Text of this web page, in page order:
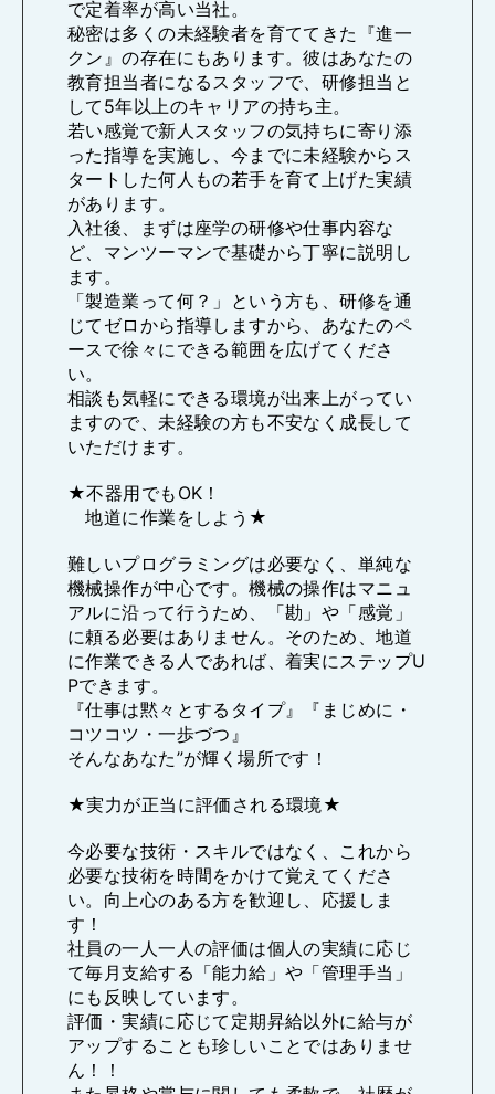
で定着率が高い当社。
秘密は多くの未経験者を育ててきた『進一
クン』の存在にもあります。彼はあなたの
教育担当者になるスタッフで、研修担当と
して5年以上のキャリアの持ち主。
若い感覚で新人スタッフの気持ちに寄り添
った指導を実施し、今までに未経験からス
タートした何人もの若手を育て上げた実績
があります。
入社後、まずは座学の研修や仕事内容な
ど、マンツーマンで基礎から丁寧に説明し
ます。
「製造業って何？」という方も、研修を通
じてゼロから指導しますから、あなたのペ
ースで徐々にできる範囲を広げてくださ
い。
相談も気軽にできる環境が出来上がってい
ますので、未経験の方も不安なく成長して
いただけます。
★不器用でもOK！
地道に作業をしよう★
難しいプログラミングは必要なく、単純な
機械操作が中心です。機械の操作はマニュ
アルに沿って行うため、「勘」や「感覚」
に頼る必要はありません。そのため、地道
に作業できる人であれば、着実にステップU
Pできます。
『仕事は黙々とするタイプ』『まじめに・
コツコツ・一歩づつ』
そんなあなた”が輝く場所です！
★実力が正当に評価される環境★
今必要な技術・スキルではなく、これから
必要な技術を時間をかけて覚えてくださ
い。向上心のある方を歓迎し、応援しま
す！
社員の一人一人の評価は個人の実績に応じ
て毎月支給する「能力給」や「管理手当」
にも反映しています。
評価・実績に応じて定期昇給以外に給与が
アップすることも珍しいことではありませ
ん！！